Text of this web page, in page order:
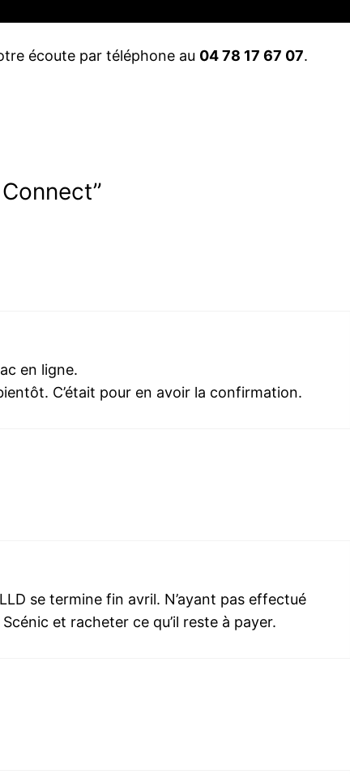
écoute par téléphone au 04 78 17 67 07.
en ligne.
C’était pour en avoir la confirmation.
se termine fin avril. N’ayant pas effectué
et racheter ce qu’il reste à payer.